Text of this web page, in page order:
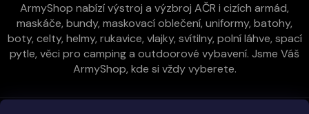
ArmyShop nabízí výstroj a výzbroj AČR i cizích armád,
maskáče, bundy, maskovací oblečení, uniformy, batohy,
boty, celty, helmy, rukavice, vlajky, svítilny, polní láhve, spací
pytle, věci pro camping a outdoorové vybavení. Jsme Váš
ArmyShop, kde si vždy vyberete.